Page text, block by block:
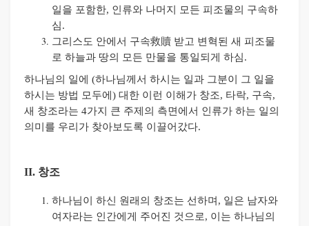
일을 포함한, 인류와 나머지 모든 피조물의 구속하
심.
그리스도 안에서 구속救贖 받고 변혁된 새 피조물
로 하늘과 땅의 모든 만물을 통일되게 하심.
하나님의 일에 (하나님께서 하시는 일과 그분이 그 일을
하시는 방법 모두에 ) 대한 이런 이해가 창조, 타락, 구속,
새 창조라는 4가지 큰 주제의 측면에서 인류가 하는 일의
의미를 우리가 찾아보도록 이끌어갔다.
II. 창조
하나님이 하신 원래의 창조는 선하며 , 일은 남자와
여자라는 인간에게 주어진 것으로, 이는 하나님의